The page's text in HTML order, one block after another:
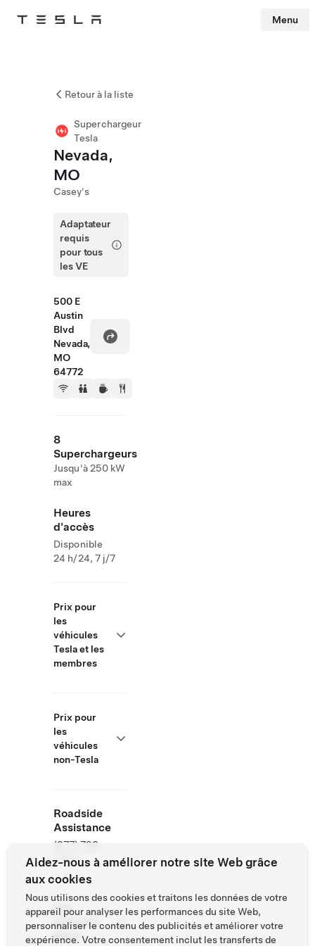
Tesla Menu
Retour à la liste
Superchargeur
Tesla
Nevada,
MO
Casey's
Adaptateur
requis
pour tous
les VE
500 E
Austin
Blvd
Nevada,
MO
64772
8
Superchargeurs
Jusqu'à 250 kW
max
Heures
d'accès
Disponible
24 h/24, 7 j/7
Prix pour
les
véhicules
Tesla et les
membres
Prix pour
les
véhicules
non-Tesla
Roadside
Assistance
(877) 798-
3752
Site
partenaire
Aidez-nous à améliorer notre site Web grâce
aux cookies
Nous utilisons des cookies et traitons les données de votre
appareil pour analyser les performances du site Web,
personnaliser le contenu des publicités et améliorer votre
expérience. Votre consentement inclut les transferts de